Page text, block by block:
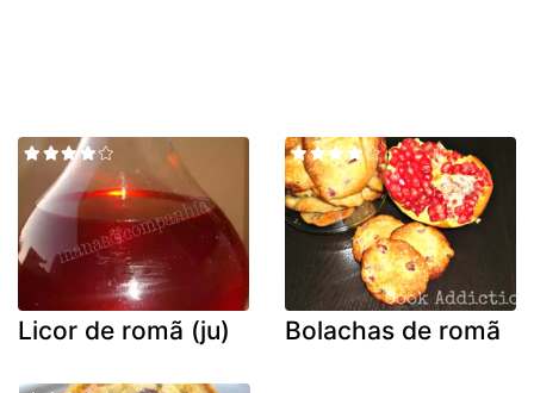
Licor de romã (ju) Bolachas de romã